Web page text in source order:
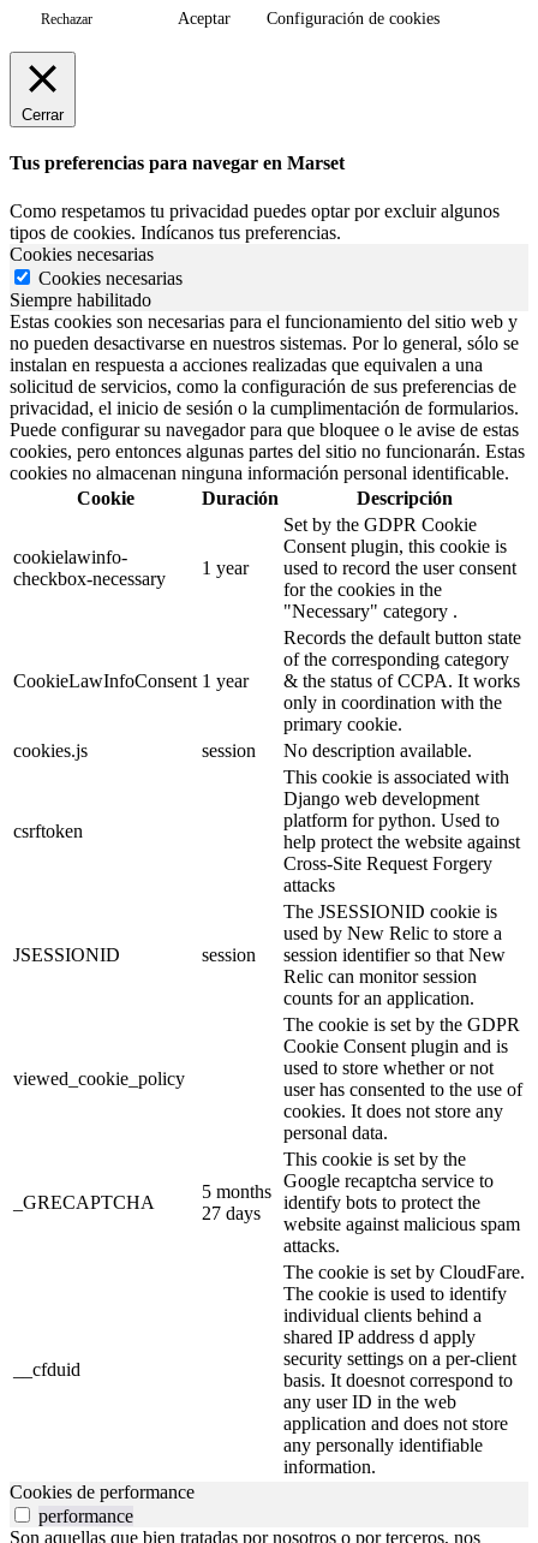
Rechazar Aceptar Configuración de cookies
Cerrar
Tus preferencias para navegar en Marset
Como respetamos tu privacidad puedes optar por excluir algunos
tipos de cookies. Indícanos tus preferencias.
Cookies necesarias
Cookies necesarias
Siempre habilitado
Estas cookies son necesarias para el funcionamiento del sitio web y
no pueden desactivarse en nuestros sistemas. Por lo general, sólo se
instalan en respuesta a acciones realizadas que equivalen a una
solicitud de servicios, como la configuración de sus preferencias de
privacidad, el inicio de sesión o la cumplimentación de formularios.
Puede configurar su navegador para que bloquee o le avise de estas
cookies, pero entonces algunas partes del sitio no funcionarán. Estas
cookies no almacenan ninguna información personal identificable.
Cookie
Duración Descripción
cookielawinfo-
checkbox-necessary
1 year
Set by the GDPR Cookie
Consent plugin, this cookie is
used to record the user consent
for the cookies in the
"Necessary" category .
CookieLawInfoConsent 1 year
Records the default button state
of the corresponding category
& the status of CCPA. It works
only in coordination with the
primary cookie.
cookies.js
session No description available.
csrftoken
This cookie is associated with
Django web development
platform for python. Used to
help protect the website against
Cross-Site Request Forgery
attacks
JSESSIONID session
The JSESSIONID cookie is
used by New Relic to store a
session identifier so that New
Relic can monitor session
counts for an application.
viewed_cookie_policy
The cookie is set by the GDPR
Cookie Consent plugin and is
used to store whether or not
user has consented to the use of
cookies. It does not store any
personal data.
_GRECAPTCHA
5 months
27 days
This cookie is set by the
Google recaptcha service to
identify bots to protect the
website against malicious spam
attacks.
__cfduid
The cookie is set by CloudFare.
The cookie is used to identify
individual clients behind a
shared IP address d apply
security settings on a per-client
basis. It doesnot correspond to
any user ID in the web
application and does not store
any personally identifiable
information.
Cookies de performance
performance
Son aquellas que bien tratadas por nosotros o por terceros, nos